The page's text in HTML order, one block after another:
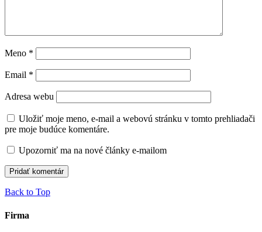
Meno *
Email *
Adresa webu
Uložiť moje meno, e-mail a webovú stránku v tomto prehliadači
pre moje budúce komentáre.
Upozorniť ma na nové články e-mailom
Back to Top
Firma